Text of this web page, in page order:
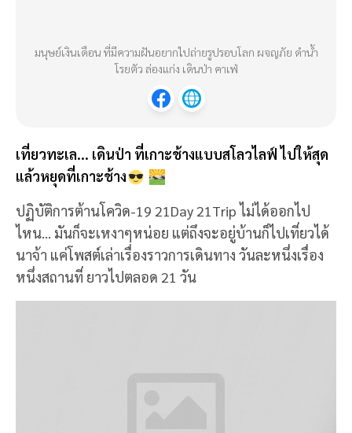
มนุษย์เงินเดือน ที่มีความฝันอยากไปถ่ายรูปรอบโลก ผจญภัย ดำน้ำ
โรยตัว ล่องแก่ง เดินป่า คาเฟ่
เที่ยวทะเล... เดินป่า ที่เกาะช้างแบบสโลวไลฟ์ ไปให้สุด
แล้วหยุดที่เกาะช้าง
ปฏิบัติการต้านโควิด-19 21Day 21Trip ไม่ได้ออกไป
ไหน... มันก็จะเหงาๆหน่อย แต่ถึงจะอยู่บ้านก็ไปเที่ยวได้
นาจ้า แค่โพสต์เล่าเรื่องราวการเดินทาง วันละหนึ่งเรื่อง
หนึ่งสถานที่ ยาวไปตลอด 21 วัน